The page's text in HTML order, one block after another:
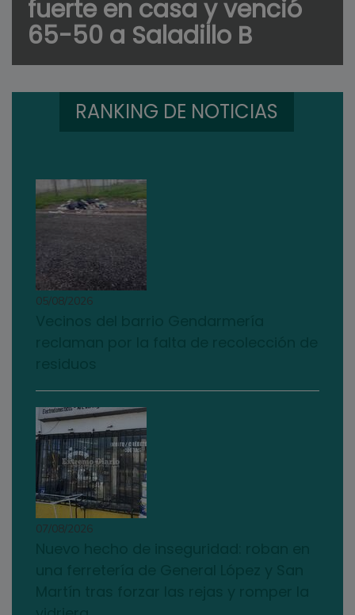
fuerte en casa y venció
65-50 a Saladillo B
RANKING DE NOTICIAS
05/08/2026
07/08/2026